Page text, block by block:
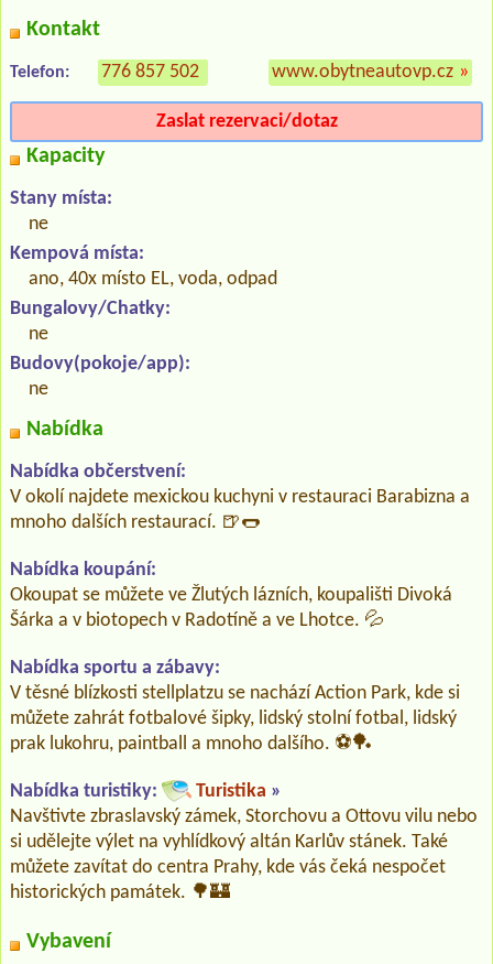
Kontakt
Telefon: 776 857 502 www.obytneautovp.cz »
Zaslat rezervaci/dotaz
Kapacity
Stany místa:
ne
Kempová místa:
ano, 40x místo EL, voda, odpad
Bungalovy/Chatky:
ne
Budovy(pokoje/app):
ne
Nabídka
Nabídka občerstvení:
V okolí najdete mexickou kuchyni v restauraci Barabizna a
mnoho dalších restaurací. 🍺🌭
Nabídka koupání:
Okoupat se můžete ve Žlutých lázních, koupališti Divoká
Šárka a v biotopech v Radotíně a ve Lhotce. 💦
Nabídka sportu a zábavy:
V těsné blízkosti stellplatzu se nachází Action Park, kde si
můžete zahrát fotbalové šipky, lidský stolní fotbal, lidský
prak lukohru, paintball a mnoho dalšího. ⚽🏓
Nabídka turistiky: Turistika »
Navštivte zbraslavský zámek, Storchovu a Ottovu vilu nebo
si udělejte výlet na vyhlídkový altán Karlův stánek. Také
můžete zavítat do centra Prahy, kde vás čeká nespočet
historických památek. 🌳🏰
Vybavení